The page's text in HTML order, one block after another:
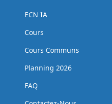
ECN IA
Cours
Cours Communs
Planning 2026
FAQ